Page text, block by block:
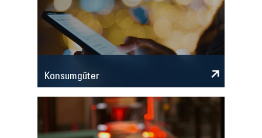
Konsumgüter